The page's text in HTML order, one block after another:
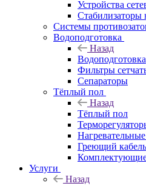
Устройства
Стабилизаторы
Системы
Водоподготовка
Назад
Водоподготовка
Фильтры
Сепараторы
Тёплый пол
Назад
Тёплый пол
Греющий кабель
Услуги
Назад